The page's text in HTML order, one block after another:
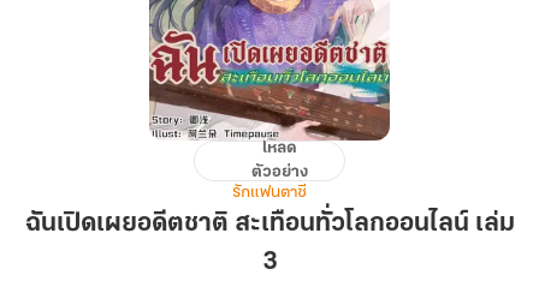
เผย
โหลด
ตัวอย่าง
รักแฟนตาซี
ฉันเปิดเผยอดีตชาติ สะเทือนทั่วโลกออนไลน์ เล่ม
3